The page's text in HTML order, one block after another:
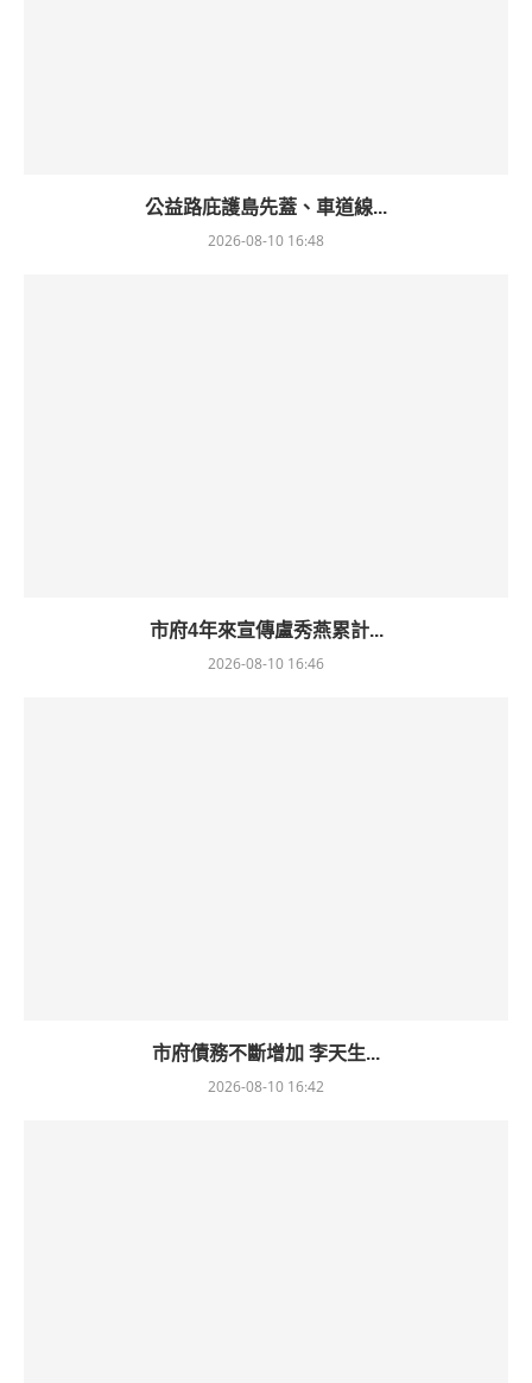
公益路庇護島先蓋、車道線...
2026-08-10 16:48
市府4年來宣傳盧秀燕累計...
2026-08-10 16:46
市府債務不斷增加 李天生...
2026-08-10 16:42